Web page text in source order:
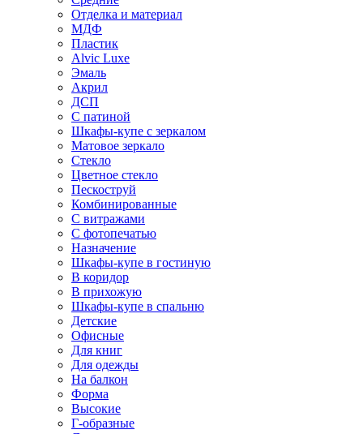
Отделка и материал
МДФ
Пластик
Alvic Luxe
Эмаль
Акрил
ДСП
С патиной
Шкафы-купе с зеркалом
Матовое зеркало
Стекло
Цветное стекло
Пескоструй
Комбинированные
С витражами
С фотопечатью
Назначение
Шкафы-купе в гостиную
В коридор
В прихожую
Шкафы-купе в спальню
Детские
Офисные
Для книг
Для одежды
На балкон
Форма
Высокие
Г-образные